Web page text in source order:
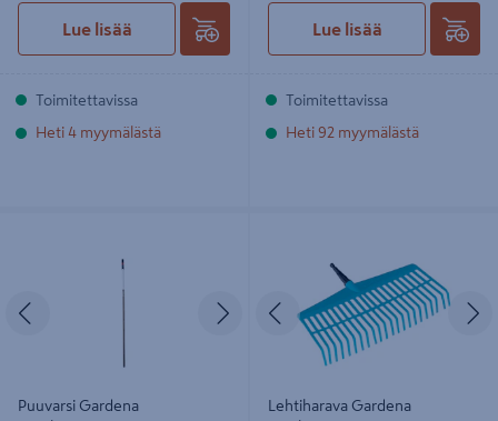
Lue lisää
Toimitettavissa
Heti 4 myymälästä
Lue lisää
Toimitettavissa
Heti 92 myymälästä
Seuraava
Puuvarsi Gardena
Edellinen
Lehtiharava Gardena